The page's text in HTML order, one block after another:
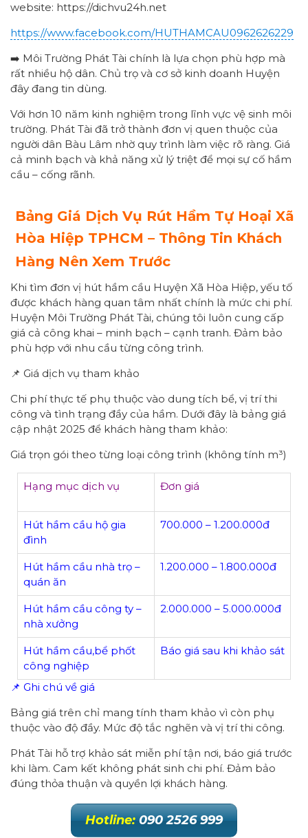
website: https://dichvu24h.net
https://www.facebook.com/HUTHAMCAU0962626229
➡️ Môi Trường Phát Tài chính là lựa chọn phù hợp mà
rất nhiều hộ dân. Chủ trọ và cơ sở kinh doanh Huyện
đây đang tin dùng.
Với hơn 10 năm kinh nghiệm trong lĩnh vực vệ sinh môi
trường. Phát Tài đã trở thành đơn vị quen thuộc của
người dân Bàu Lâm nhờ quy trình làm việc rõ ràng. Giá
cả minh bạch và khả năng xử lý triệt để mọi sự cố hầm
cầu – cống rãnh.
Bảng Giá Dịch Vụ Rút Hầm Tự Hoại Xã
Hòa Hiệp TPHCM – Thông Tin Khách
Hàng Nên Xem Trước
Khi tìm đơn vị hút hầm cầu Huyện Xã Hòa Hiệp, yếu tố
được khách hàng quan tâm nhất chính là mức chi phí.
Huyện Môi Trường Phát Tài, chúng tôi luôn cung cấp
giá cả công khai – minh bạch – cạnh tranh. Đảm bảo
phù hợp với nhu cầu từng công trình.
📌 Giá dịch vụ tham khảo
Chi phí thực tế phụ thuộc vào dung tích bể, vị trí thi
công và tình trạng đầy của hầm. Dưới đây là bảng giá
cập nhật 2025 để khách hàng tham khảo:
Giá trọn gói theo từng loại công trình (không tính m³)
Hạng mục dịch vụ Đơn giá
Hút hầm cầu hộ gia
đình
700.000 – 1.200.000đ
Hút hầm cầu nhà trọ –
quán ăn
1.200.000 – 1.800.000đ
Hút hầm cầu công ty –
nhà xưởng
2.000.000 – 5.000.000đ
Hút hầm cầu,bể phốt
công nghiệp
Báo giá sau khi khảo sát
📌 Ghi chú về giá
Bảng giá trên chỉ mang tính tham khảo vì còn phụ
thuộc vào độ đầy. Mức độ tắc nghẽn và vị trí thi công.
Phát Tài hỗ trợ khảo sát miễn phí tận nơi, báo giá trước
khi làm. Cam kết không phát sinh chi phí. Đảm bảo
đúng thỏa thuận và quyền lợi khách hàng.
Hotline: 090 2526 999